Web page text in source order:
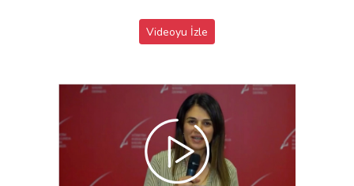
Videoyu İzle